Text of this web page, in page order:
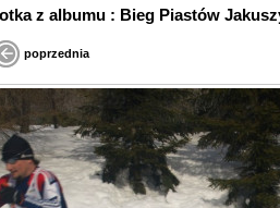
Fotka z albumu : Bieg Piastów
poprzednia